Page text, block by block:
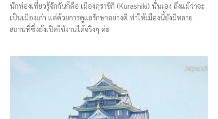
นักท่องเที่ยวรู้จักกันก็คือ เมืองคุราชิกิ (Kurashiki) นั่นเอง ถึงแม้ว่าจะ
เป็นเมืองเก่า แต่ด้วยการดูแลรักษาอย่างดี ทำให้เมืองนี้ยังมีหลาย
สถานที่ซึ่งยังเปิดใช้งานได้จริงๆ ค่ะ